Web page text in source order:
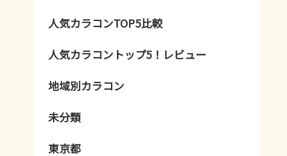
人気カラコンTOP5比較
人気カラコントップ5！レビュー
地域別カラコン
未分類
東京都